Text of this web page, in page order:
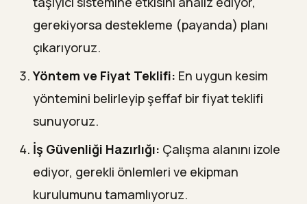
gerekiyorsa destekleme (payanda) planı
çıkarıyoruz.
Yöntem ve Fiyat Teklifi: En uygun kesim
yöntemini belirleyip şeffaf bir fiyat teklifi
sunuyoruz.
İş Güvenliği Hazırlığı: Çalışma alanını izole
ediyor, gerekli önlemleri ve ekipman
kurulumunu tamamlıyoruz.